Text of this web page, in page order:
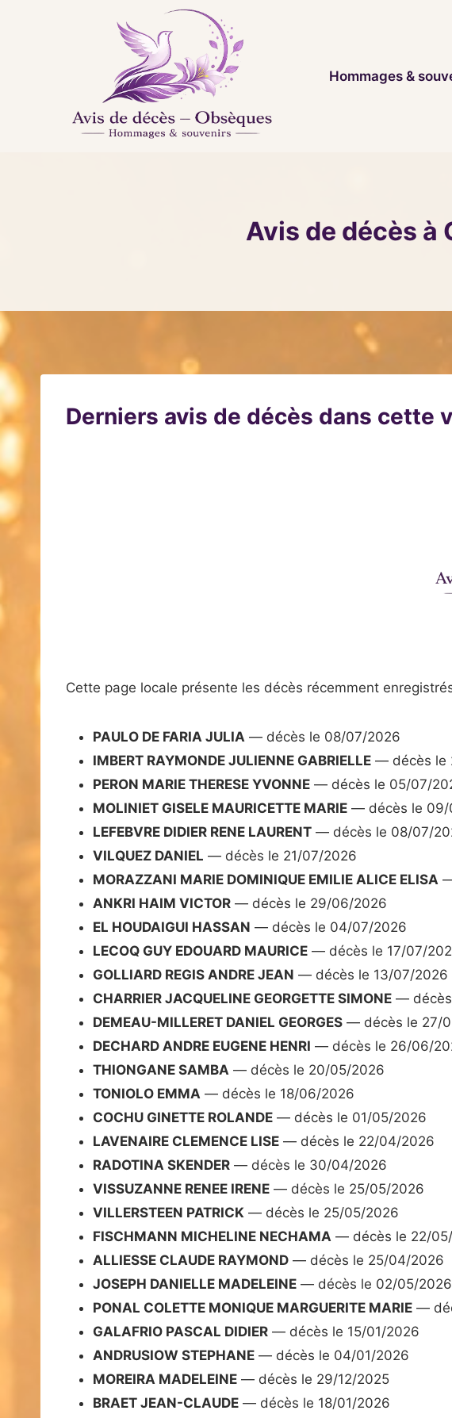
Hommages &
Avis de décès
Derniers avis de décès dans cette
Cette page locale présente les décès récemment
PAULO DE FARIA JULIA — décès le 08/07/2026
IMBERT RAYMONDE JULIENNE GABRIELLE — décès le
PERON MARIE THERESE YVONNE — décès le 05/07/
MOLINIET GISELE MAURICETTE MARIE — décès le 09/
LEFEBVRE DIDIER RENE LAURENT — décès le 08/07/
VILQUEZ DANIEL — décès le 21/07/2026
MORAZZANI MARIE DOMINIQUE EMILIE ALICE ELISA
ANKRI HAIM VICTOR — décès le 29/06/2026
EL HOUDAIGUI HASSAN — décès le 04/07/2026
LECOQ GUY EDOUARD MAURICE — décès le 17/07/
GOLLIARD REGIS ANDRE JEAN — décès le 13/07/2026
CHARRIER JACQUELINE GEORGETTE SIMONE —
DEMEAU-MILLERET DANIEL GEORGES — décès le 27/
DECHARD ANDRE EUGENE HENRI — décès le 26/06/
THIONGANE SAMBA — décès le 20/05/2026
TONIOLO EMMA — décès le 18/06/2026
COCHU GINETTE ROLANDE — décès le 01/05/2026
LAVENAIRE CLEMENCE LISE — décès le 22/04/2026
RADOTINA SKENDER — décès le 30/04/2026
VISSUZANNE RENEE IRENE — décès le 25/05/2026
VILLERSTEEN PATRICK — décès le 25/05/2026
FISCHMANN MICHELINE NECHAMA — décès le 22/
ALLIESSE CLAUDE RAYMOND — décès le 25/04/2026
JOSEPH DANIELLE MADELEINE — décès le 02/05/2026
PONAL COLETTE MONIQUE MARGUERITE MARIE —
GALAFRIO PASCAL DIDIER — décès le 15/01/2026
ANDRUSIOW STEPHANE — décès le 04/01/2026
MOREIRA MADELEINE — décès le 29/12/2025
BRAET JEAN-CLAUDE — décès le 18/01/2026